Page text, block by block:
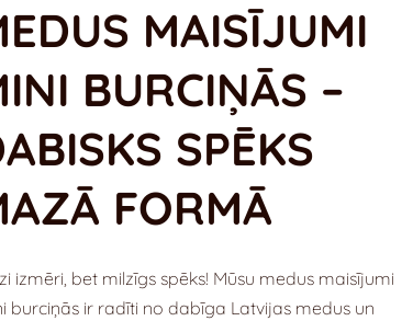
MAISĪJUMI
BURCIŅĀS –
SPĒKS
FORMĀ
izmēri, bet milzīgs spēks! Mūsu medus maisījumi
burciņās ir radīti no dabīga Latvijas medus un